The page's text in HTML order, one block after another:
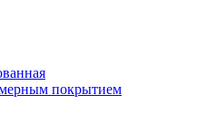
покрытием